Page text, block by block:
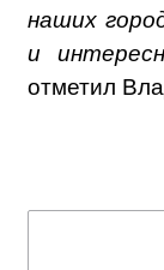
наших
и
отметил